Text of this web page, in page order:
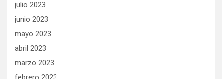
julio 2023
junio 2023
mayo 2023
abril 2023
marzo 2023
febrero 2023